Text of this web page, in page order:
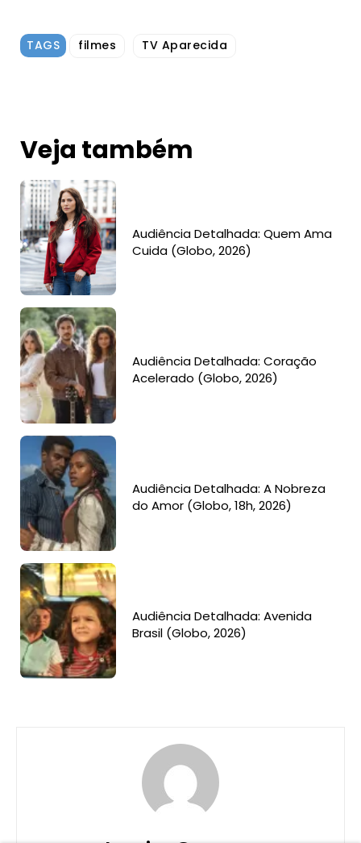
TAGS filmes TV Aparecida
Veja também
Audiência Detalhada: Quem Ama
Cuida (Globo, 2026)
Audiência Detalhada: Coração
Acelerado (Globo, 2026)
Audiência Detalhada: A Nobreza
do Amor (Globo, 18h, 2026)
Audiência Detalhada: Avenida
Brasil (Globo, 2026)